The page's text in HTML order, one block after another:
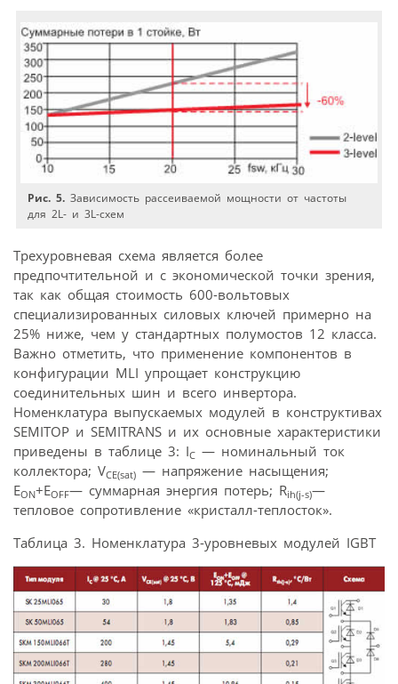
Рис. 5. Зависимость рассеиваемой мощности от частоты
для 2L- и 3L-схем
Трехуровневая схема является более
предпочтительной и с экономической точки зрения,
так как общая стоимость 600-вольтовых
специализированных силовых ключей примерно на
25% ниже, чем у стандартных полумостов 12 класса.
Важно отметить, что применение компонентов в
конфигурации MLI упрощает конструкцию
соединительных шин и всего инвертора.
Номенклатура выпускаемых модулей в конструктивах
SEMITOP и SEMITRANS и их основные характеристики
приведены в таблице 3: IC — номинальный ток
коллектора; VCE(sat) — напряжение насыщения;
EON+EOFF— суммарная энергия потерь; Rih(j-s)—
тепловое сопротивление «кристалл-теплосток».
Таблица 3. Номенклатура 3-уровневых модулей IGBT